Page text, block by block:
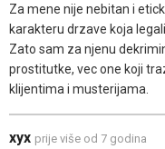
Za mene nije nebitan i
karakteru drzave koja
Zato sam za njenu
prostitutke, vec one koji
klijentima i musterijama.
xyx prije više od 7 godina